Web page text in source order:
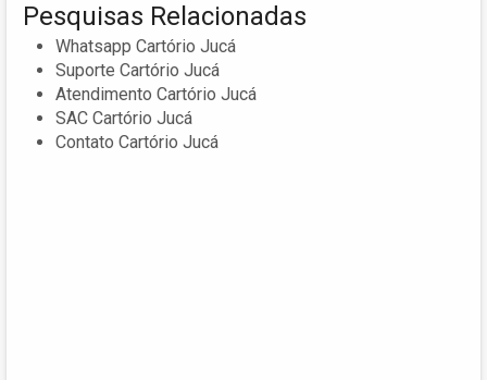
Pesquisas Relacionadas
Whatsapp Cartório Jucá
Suporte Cartório Jucá
Atendimento Cartório Jucá
SAC Cartório Jucá
Contato Cartório Jucá